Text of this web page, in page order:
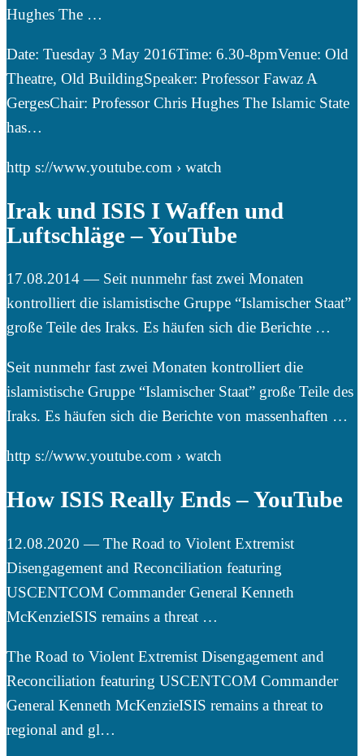
Hughes The …
Date: Tuesday 3 May 2016Time: 6.30-8pmVenue: Old
Theatre, Old BuildingSpeaker: Professor Fawaz A
GergesChair: Professor Chris Hughes The Islamic State
has…
http s://www.youtube.com › watch
Irak und ISIS I Waffen und
Luftschläge – YouTube
17.08.2014 — Seit nunmehr fast zwei Monaten
kontrolliert die islamistische Gruppe “Islamischer Staat”
große Teile des Iraks. Es häufen sich die Berichte …
Seit nunmehr fast zwei Monaten kontrolliert die
islamistische Gruppe “Islamischer Staat” große Teile des
Iraks. Es häufen sich die Berichte von massenhaften …
http s://www.youtube.com › watch
How ISIS Really Ends – YouTube
12.08.2020 — The Road to Violent Extremist
Disengagement and Reconciliation featuring
USCENTCOM Commander General Kenneth
McKenzieISIS remains a threat …
The Road to Violent Extremist Disengagement and
Reconciliation featuring USCENTCOM Commander
General Kenneth McKenzieISIS remains a threat to
regional and gl…